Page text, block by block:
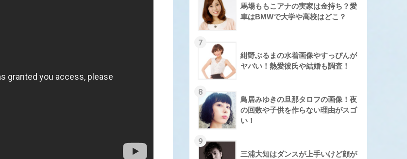
馬場ももこアナの実家は金持ち？愛
車はBMWで大学や高校はどこ？
7
紺野ぶるまの水着画像やすっぴんが
ヤバい！熱愛彼氏や結婚も調査！
8
鳥居みゆきの旦那タロフの画像！夜
の回数や子供を作らない理由がスゴ
い！
9
三浦大知はダンスが上手いけど顔が